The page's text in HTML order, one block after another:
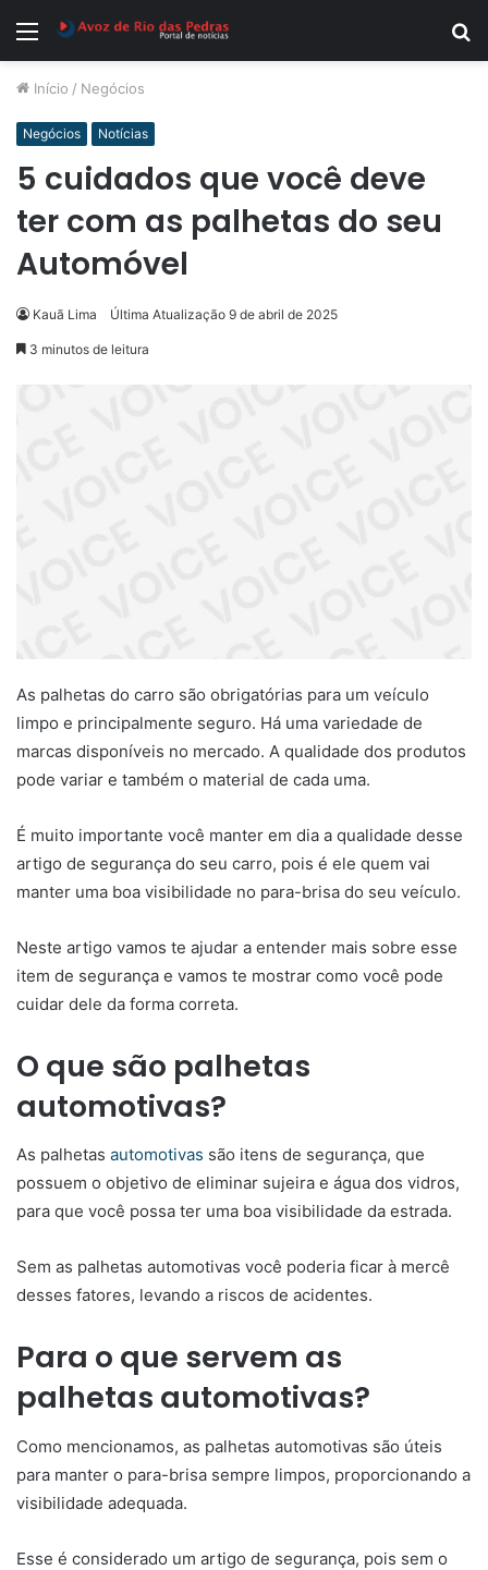
Menu
Início / Negócios
Negócios Notícias
5 cuidados que você deve
ter com as palhetas do seu
Automóvel
Kauã Lima Última Atualização 9 de abril de 2025
3 minutos de leitura
As palhetas do carro são obrigatórias para um veículo
limpo e principalmente seguro. Há uma variedade de
marcas disponíveis no mercado. A qualidade dos produtos
pode variar e também o material de cada uma.
É muito importante você manter em dia a qualidade desse
artigo de segurança do seu carro, pois é ele quem vai
manter uma boa visibilidade no para-brisa do seu veículo.
Neste artigo vamos te ajudar a entender mais sobre esse
item de segurança e vamos te mostrar como você pode
cuidar dele da forma correta.
O que são palhetas
automotivas?
As palhetas automotivas são itens de segurança, que
possuem o objetivo de eliminar sujeira e água dos vidros,
para que você possa ter uma boa visibilidade da estrada.
Sem as palhetas automotivas você poderia ficar à mercê
desses fatores, levando a riscos de acidentes.
Para o que servem as
palhetas automotivas?
Como mencionamos, as palhetas automotivas são úteis
para manter o para-brisa sempre limpos, proporcionando a
visibilidade adequada.
Esse é considerado um artigo de segurança, pois sem o